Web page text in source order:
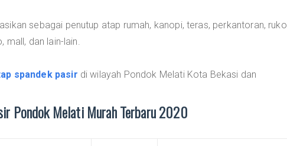
sebagai penutup atap rumah, kanopi, teras, perkantoran, ruko
mall, dan lain-lain.
spandek pasir di wilayah Pondok Melati Kota Bekasi dan
Pondok Melati Murah Terbaru 2020